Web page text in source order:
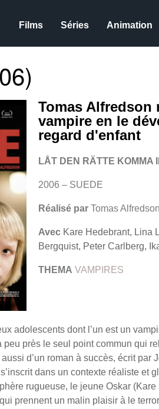
Films Séries Animation
Tomas Alfredson
vampire en le
regard d'enfant
LÅT DEN RÄTTE KOMMA
2006 – SUEDE
Réalisé par Tomas Alfredson
Avec Kare Hedebrant, Lina
Bergquist, Peter Carlberg,
THEMA VAMPIRES
adolescents dont l’un est un
peu près le seul point commun qui
d’un roman à succès, écrit par
s’inscrit dans un contexte réaliste et
rugueuse, le jeune Oskar
prennent un malin plaisir à le